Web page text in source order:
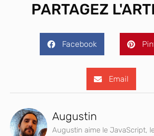
PARTAGEZ
Facebook
Email
Augustin
Augustin aime le JavaScript,